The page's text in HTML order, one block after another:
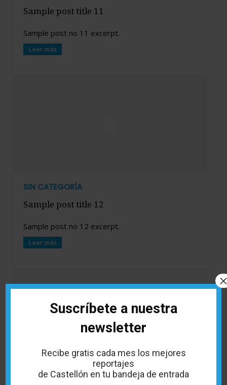
Sample post title 11
Sample post no 11 excerpt.
Leer más
SIN CATEGORÍA
Sample post title 12
Sample post no 12 excerpt.
Leer más
SIN CATEGORÍA
Suscríbete a nuestra
newsletter
Recibe gratis cada mes los mejores
reportajes
de Castellón en tu bandeja de entrada